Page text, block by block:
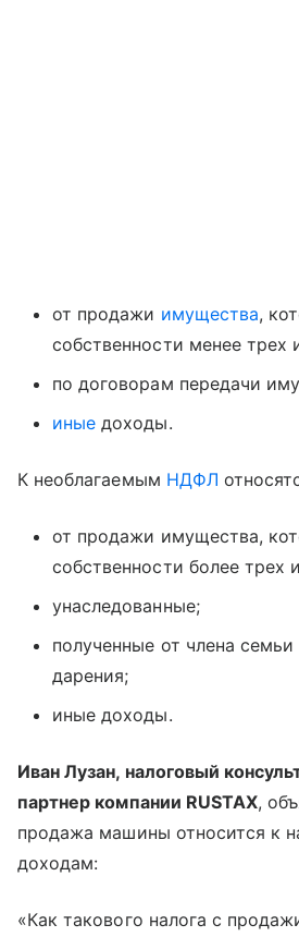
от продажи имущества,
собственности менее трех
по договорам передачи
иные доходы.
К необлагаемым НДФЛ
от продажи имущества,
собственности более трех
унаследованные;
полученные от члена
дарения;
иные доходы.
Иван Лузан, налоговый
партнер компании RUSTAX,
продажа машины относится к
доходам:
«Как такового налога с